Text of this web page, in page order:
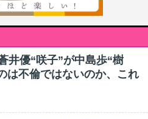
井優“咲子”が中島歩“樹
は不倫ではないのか、これ